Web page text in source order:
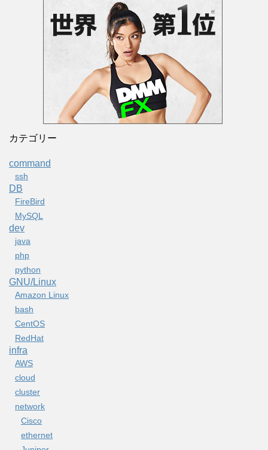
カテゴリー
command
ssh
DB
FireBird
MySQL
dev
java
php
python
GNU/Linux
Amazon Linux
bash
CentOS
RedHat
infra
AWS
cloud
cluster
network
Cisco
ethernet